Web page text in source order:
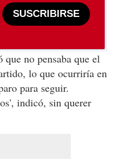
SUSCRIBIRSE
no pensaba que el
lo que ocurriría en
para seguir.
indicó, sin querer